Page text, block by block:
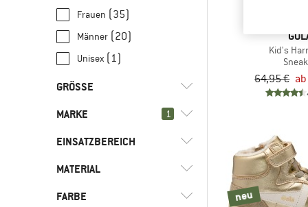
Frauen (35)
Männer (20)
Unisex (1)
GRÖSSE
26 30
31 32 33
35 36
MARKE 1
Gola
EINSATZBEREICH
Alltag
Freizeit
MATERIAL
Kunstleder
FARBE
Kid's
64,95 €
neu